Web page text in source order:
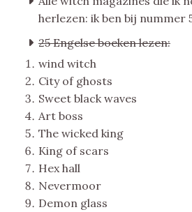
herlezen: ik ben bij nummer
25 Engelse boeken lezen:
wind witch
City of ghosts
Sweet black waves
Art boss
The wicked king
King of scars
Hex hall
Nevermoor
Demon glass